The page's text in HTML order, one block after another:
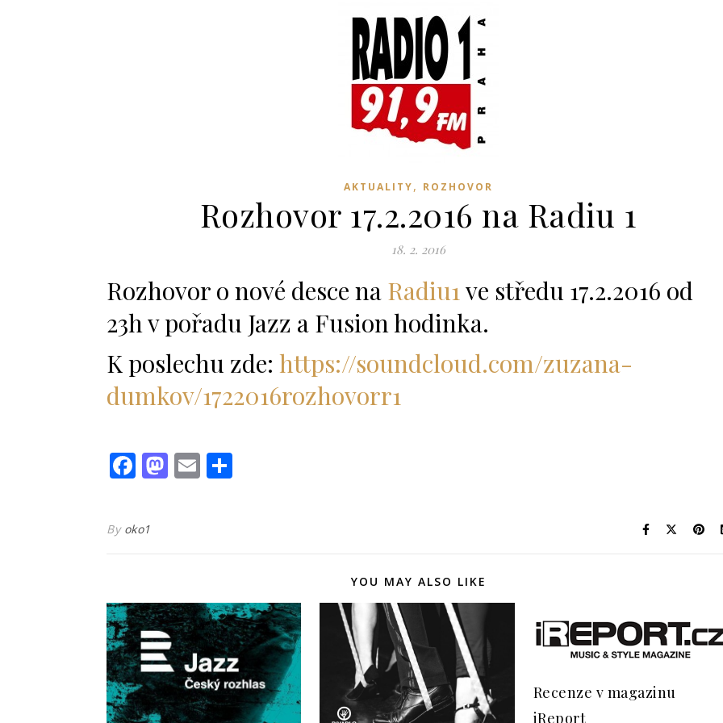
AKTUALITY, ROZHOVOR
Rozhovor 17.2.2016 na Radiu 1
18. 2. 2016
Rozhovor o nové desce na Radiu1ve středu 17.2.2016 od
23h v pořadu Jazz a Fusion hodinka.
K poslechu zde: https://soundcloud.com/zuzana-
dumkov/1722016rozhovorr1
Facebook
Mastodon
Email
By oko1
YOU MAY ALSO LIKE
Recenze v magazinu
iReport